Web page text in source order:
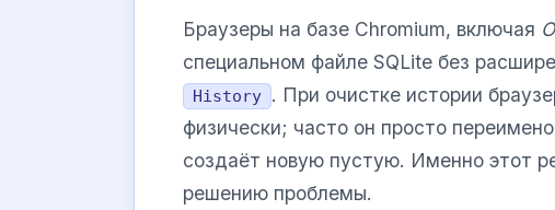
Браузеры на базе Chromium, включая
специальном файле SQLite без
History . При очистке истории
физически; часто он просто
создаёт новую пустую. Именно этот
решению проблемы.